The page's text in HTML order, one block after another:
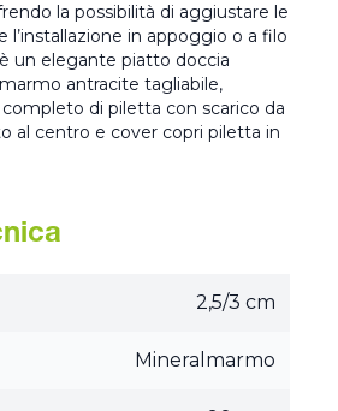
la possibilità di aggiustare le
l’installazione in appoggio o a filo
un elegante piatto doccia
antracite tagliabile,
di piletta con scarico da
al centro e cover copri piletta in
2,5/3 cm
Mineralmarmo